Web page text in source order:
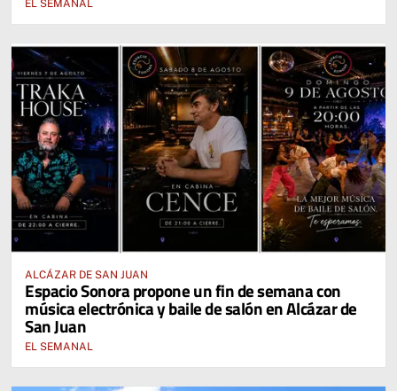
EL SEMANAL
ALCÁZAR DE SAN JUAN
Espacio Sonora propone un fin de semana con
música electrónica y baile de salón en Alcázar de
San Juan
EL SEMANAL